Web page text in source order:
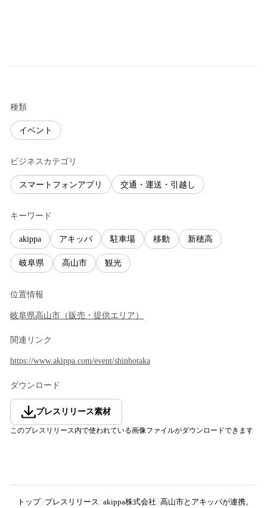
種類
イベント
ビジネスカテゴリ
スマートフォンアプリ 交通・運送・引越し
キーワード
akippa アキッパ 駐車場 移動 新穂高
岐阜県 高山市 観光
位置情報
岐阜県高山市 （ 販売・提供エリア ）
関連リンク
https://www.akippa.com/event/shinhotaka
ダウンロード
プレスリリース素材
このプレスリリース内で使われている画像ファイルがダウンロードできます
トップ プレスリリース akippa株式会社 高山市とアキッパが連携。新